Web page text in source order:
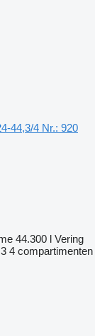
44,3/4 Nr.: 920
44.300 l Vering
3 4 compartimenten